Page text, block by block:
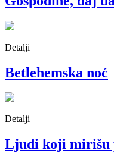
Detalji
Betlehemska noć
Detalji
Ljudi koji mirišu